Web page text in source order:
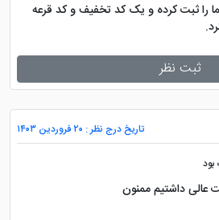
را ثبت کرده و یک کد تخفیف و کد قرعه
ثبت نظر
تاریخ درج نظر : ۲۰ فروردین ۱۴۰۳
عالی داشتیم ممنون